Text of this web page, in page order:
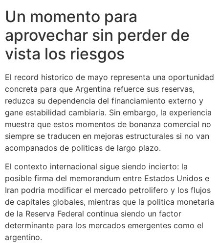
Un momento para
aprovechar sin perder de
vista los riesgos
El record historico de mayo representa una oportunidad
concreta para que Argentina refuerce sus reservas,
reduzca su dependencia del financiamiento externo y
gane estabilidad cambiaria. Sin embargo, la experiencia
muestra que estos momentos de bonanza comercial no
siempre se traducen en mejoras estructurales si no van
acompanados de politicas de largo plazo.
El contexto internacional sigue siendo incierto: la
posible firma del memorandum entre Estados Unidos e
Iran podria modificar el mercado petrolifero y los flujos
de capitales globales, mientras que la politica monetaria
de la Reserva Federal continua siendo un factor
determinante para los mercados emergentes como el
argentino.